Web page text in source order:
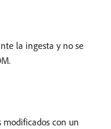
la ingesta y no se
con un